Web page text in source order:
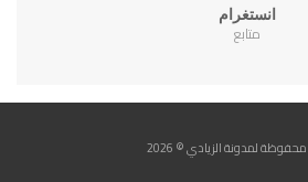
انستغرام
متابع
لمدونة الزيادي © 2026